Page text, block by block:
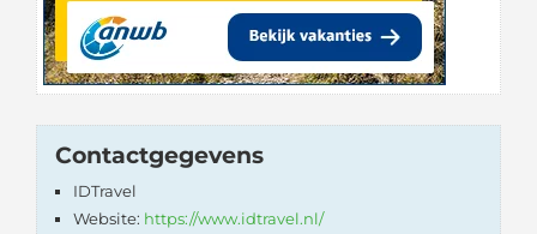
Contactgegevens
IDTravel
Website: https://www.idtravel.nl/